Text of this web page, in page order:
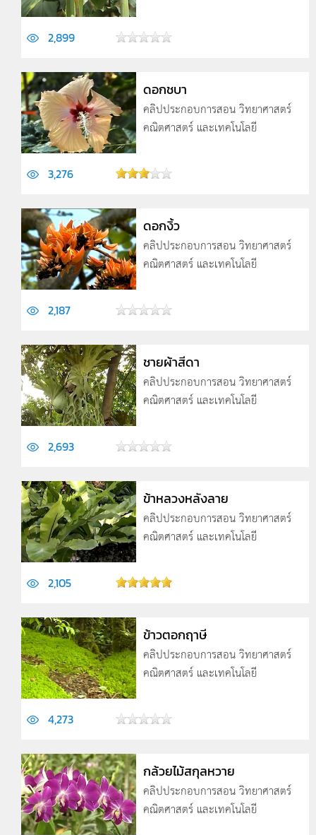
2,899
ดอกชบา
คลิปประกอบการสอน วิทยาศาสตร์
คณิตศาสตร์ และเทคโนโลยี
3,276
ดอกงิ้ว
คลิปประกอบการสอน วิทยาศาสตร์
คณิตศาสตร์ และเทคโนโลยี
2,187
ชายผ้าสีดา
คลิปประกอบการสอน วิทยาศาสตร์
คณิตศาสตร์ และเทคโนโลยี
2,693
ข้าหลวงหลังลาย
คลิปประกอบการสอน วิทยาศาสตร์
คณิตศาสตร์ และเทคโนโลยี
2,105
ข้าวตอกฤาษี
คลิปประกอบการสอน วิทยาศาสตร์
คณิตศาสตร์ และเทคโนโลยี
4,273
กล้วยไม้สกุลหวาย
คลิปประกอบการสอน วิทยาศาสตร์
คณิตศาสตร์ และเทคโนโลยี